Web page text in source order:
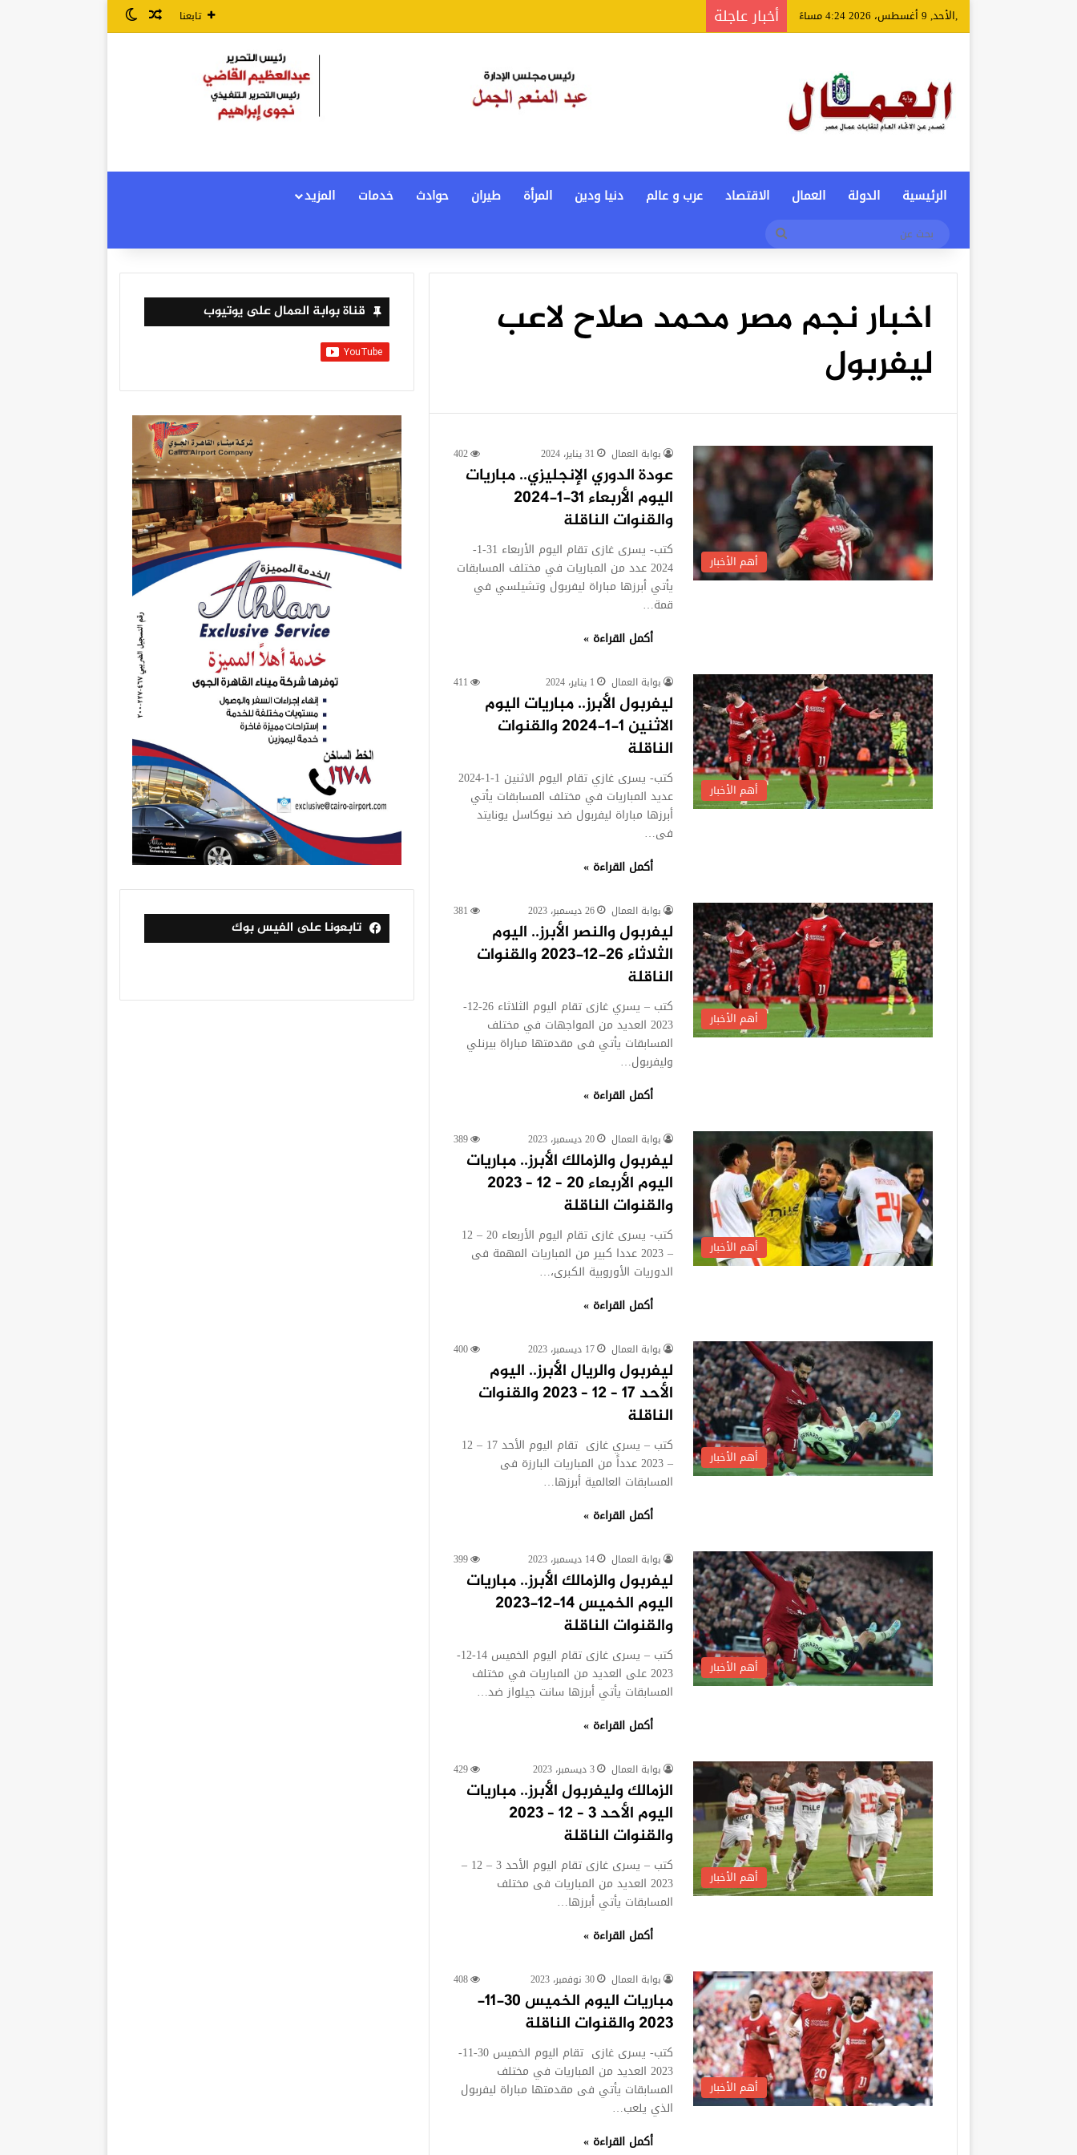
,الأحد, 9 أغسطس، 2026 4:24 مساءً أخبار عاجلة تابعنا مقال عشوائي
الوضع المظلم
الرئيسية الدولة العمال الاقتصاد عرب و عالم دنيا ودين المرأة طيران حوادث خدمات
المزيد
اخبار نجم مصر محمد صلاح لاعب
ليفربول
أهم الأخبار
بوابة العمال 31 يناير، 2024 402
عودة الدوري الإنجليزي.. مباريات
اليوم الأربعاء 31-1-2024
والقنوات الناقلة
كتب- يسرى غازى تقام اليوم الأربعاء 31-1-
2024 عدد من المباريات في مختلف المسابقات
يأتي أبرزها مباراة ليفربول وتشيلسي في
قمة…
أكمل القراءة »
أهم الأخبار
بوابة العمال 1 يناير، 2024 411
ليفربول الأبرز.. مباريات اليوم
الاثنين 1-1-2024 والقنوات
الناقلة
كتب- يسرى غازي تقام اليوم الاثنين 1-1-2024
عديد المباريات في مختلف المسابقات يأتي
أبرزها مباراة ليفربول ضد نيوكاسل يونايتد
فى…
أكمل القراءة »
أهم الأخبار
بوابة العمال 26 ديسمبر، 2023 381
ليفربول والنصر الأبرز.. اليوم
الثلاثاء 26-12-2023 والقنوات
الناقلة
كتب – يسري غازى تقام اليوم الثلاثاء 26-12-
2023 العديد من المواجهات في مختلف
المسابقات يأتي فى مقدمتها مباراة بيرنلي
وليفربول…
أكمل القراءة »
أهم الأخبار
بوابة العمال 20 ديسمبر، 2023 389
ليفربول والزمالك الأبرز.. مباريات
اليوم الأربعاء 20 – 12 – 2023
والقنوات الناقلة
كتب- يسرى غازى تقام اليوم الأربعاء 20 – 12
– 2023 عددا كبير من المباريات المهمة فى
الدوريات الأوروبية الكبرى،…
أكمل القراءة »
أهم الأخبار
بوابة العمال 17 ديسمبر، 2023 400
ليفربول والريال الأبرز.. اليوم
الأحد 17 – 12 – 2023 والقنوات
الناقلة
كتب – يسري غازى تقام اليوم الأحد 17 – 12
– 2023 عدداً من المباريات البارزة فى
المسابقات العالمية أبرزها…
أكمل القراءة »
أهم الأخبار
بوابة العمال 14 ديسمبر، 2023 399
ليفربول والزمالك الأبرز.. مباريات
اليوم الخميس 14-12-2023
والقنوات الناقلة
كتب – يسرى غازى تقام اليوم الخميس 14-12-
2023 على العديد من المباريات في مختلف
المسابقات يأتي أبرزها سانت جيلواز ضد…
أكمل القراءة »
أهم الأخبار
بوابة العمال 3 ديسمبر، 2023 429
الزمالك وليفربول الأبرز.. مباريات
اليوم الأحد 3 – 12 – 2023
والقنوات الناقلة
كتب – يسرى غازى تقام اليوم الأحد 3 – 12 –
2023 العديد من المباريات فى مختلف
المسابقات يأتي أبرزها…
أكمل القراءة »
أهم الأخبار
بوابة العمال 30 نوفمبر، 2023 408
مباريات اليوم الخميس 30-11-
2023 والقنوات الناقلة
كتب- يسرى غازى تقام اليوم الخميس 30-11-
2023 العديد من المباريات في مختلف
المسابقات يأتي فى مقدمتها مباراة ليفربول
الذي يلعب…
أكمل القراءة »
قناة بوابة العمال على يوتيوب
تابعونا على الفيس بوك